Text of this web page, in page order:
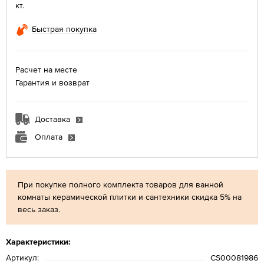
При покупке полного комплекта товаров для ванной
комнаты керамической плитки и сантехники скидка 5% на
весь заказ.
Характеристики:
Артикул:
CS00081986
кт.
Быстрая покупка
Расчет на месте
Гарантия и возврат
Доставка
Оплата